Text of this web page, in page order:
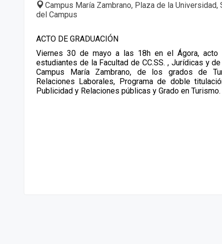
Campus María Zambrano, Plaza de la Universidad,
del Campus
ACTO DE GRADUACIÓN
Viernes 30 de mayo a las 18h en el Ágora, acto
estudiantes de la Facultad de CC.SS. , Jurídicas y
Campus María Zambrano, de los grados de
Relaciones Laborales, Programa de doble
Publicidad y Relaciones públicas y Grado en Turismo.